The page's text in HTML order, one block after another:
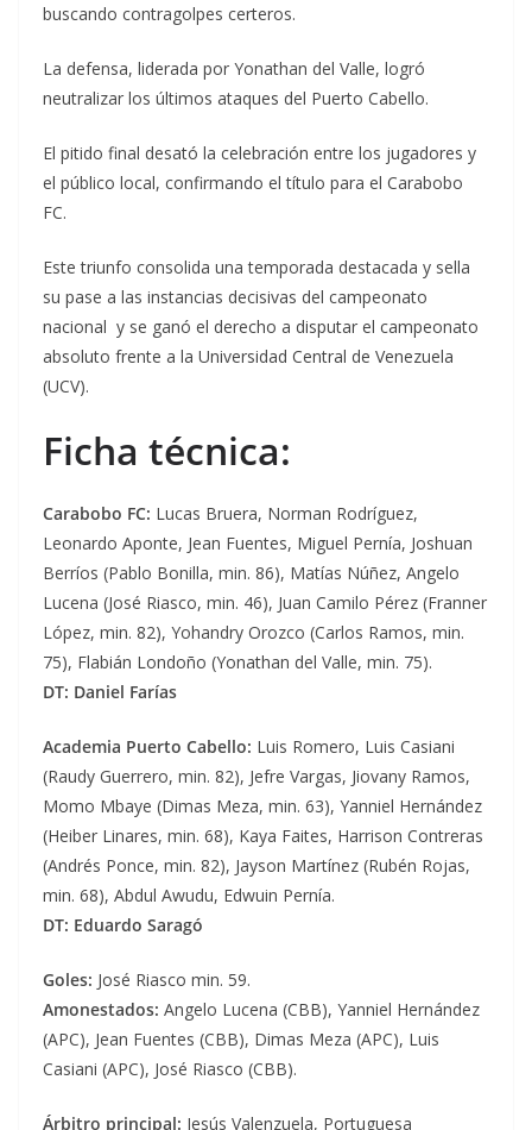
buscando contragolpes certeros.
La defensa, liderada por Yonathan del Valle, logró
neutralizar los últimos ataques del Puerto Cabello.
El pitido final desató la celebración entre los jugadores y
el público local, confirmando el título para el Carabobo
FC.
Este triunfo consolida una temporada destacada y sella
su pase a las instancias decisivas del campeonato
nacional y se ganó el derecho a disputar el campeonato
absoluto frente a la Universidad Central de Venezuela
(UCV).
Ficha técnica:
Carabobo FC: Lucas Bruera, Norman Rodríguez,
Leonardo Aponte, Jean Fuentes, Miguel Pernía, Joshuan
Berríos (Pablo Bonilla, min. 86), Matías Núñez, Angelo
Lucena (José Riasco, min. 46), Juan Camilo Pérez (Franner
López, min. 82), Yohandry Orozco (Carlos Ramos, min.
75), Flabián Londoño (Yonathan del Valle, min. 75).
DT: Daniel Farías
Academia Puerto Cabello: Luis Romero, Luis Casiani
(Raudy Guerrero, min. 82), Jefre Vargas, Jiovany Ramos,
Momo Mbaye (Dimas Meza, min. 63), Yanniel Hernández
(Heiber Linares, min. 68), Kaya Faites, Harrison Contreras
(Andrés Ponce, min. 82), Jayson Martínez (Rubén Rojas,
min. 68), Abdul Awudu, Edwuin Pernía.
DT: Eduardo Saragó
Goles: José Riasco min. 59.
Amonestados: Angelo Lucena (CBB), Yanniel Hernández
(APC), Jean Fuentes (CBB), Dimas Meza (APC), Luis
Casiani (APC), José Riasco (CBB).
Árbitro principal: Jesús Valenzuela, Portuguesa